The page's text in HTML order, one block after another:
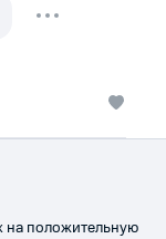
на положительную